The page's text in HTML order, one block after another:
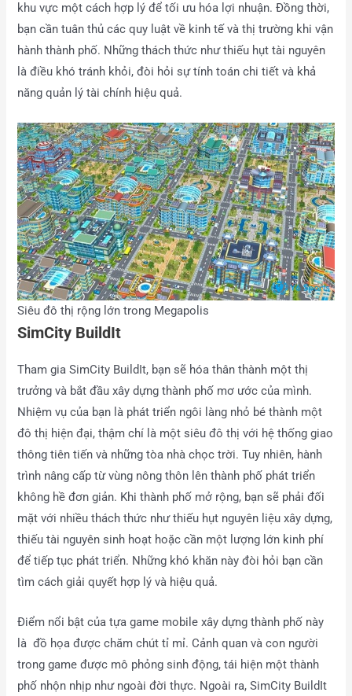
khu vực một cách hợp lý để tối ưu hóa lợi nhuận. Đồng thời,
bạn cần tuân thủ các quy luật về kinh tế và thị trường khi vận
hành thành phố. Những thách thức như thiếu hụt tài nguyên
là điều khó tránh khỏi, đòi hỏi sự tính toán chi tiết và khả
năng quản lý tài chính hiệu quả.
Siêu đô thị rộng lớn trong Megapolis
SimCity BuildIt
Tham gia SimCity BuildIt, bạn sẽ hóa thân thành một thị
trưởng và bắt đầu xây dựng thành phố mơ ước của mình.
Nhiệm vụ của bạn là phát triển ngôi làng nhỏ bé thành một
đô thị hiện đại, thậm chí là một siêu đô thị với hệ thống giao
thông tiên tiến và những tòa nhà chọc trời. Tuy nhiên, hành
trình nâng cấp từ vùng nông thôn lên thành phố phát triển
không hề đơn giản. Khi thành phố mở rộng, bạn sẽ phải đối
mặt với nhiều thách thức như thiếu hụt nguyên liệu xây dựng,
thiếu tài nguyên sinh hoạt hoặc cần một lượng lớn kinh phí
để tiếp tục phát triển. Những khó khăn này đòi hỏi bạn cần
tìm cách giải quyết hợp lý và hiệu quả.
Điểm nổi bật của tựa game mobile xây dựng thành phố này
là đồ họa được chăm chút tỉ mỉ. Cảnh quan và con người
trong game được mô phỏng sinh động, tái hiện một thành
phố nhộn nhịp như ngoài đời thực. Ngoài ra, SimCity BuildIt